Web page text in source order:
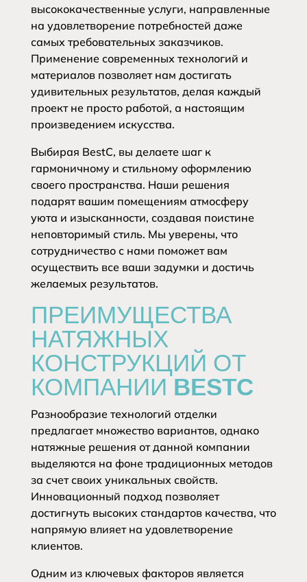
высококачественные услуги, направленные
на удовлетворение потребностей даже
самых требовательных заказчиков.
Применение современных технологий и
материалов позволяет нам достигать
удивительных результатов, делая каждый
проект не просто работой, а настоящим
произведением искусства.
Выбирая BestC, вы делаете шаг к
гармоничному и стильному оформлению
своего пространства. Наши решения
подарят вашим помещениям атмосферу
уюта и изысканности, создавая поистине
неповторимый стиль. Мы уверены, что
сотрудничество с нами поможет вам
осуществить все ваши задумки и достичь
желаемых результатов.
ПРЕИМУЩЕСТВА
НАТЯЖНЫХ
КОНСТРУКЦИЙ ОТ
КОМПАНИИ BESTC
Разнообразие технологий отделки
предлагает множество вариантов, однако
натяжные решения от данной компании
выделяются на фоне традиционных методов
за счет своих уникальных свойств.
Инновационный подход позволяет
достигнуть высоких стандартов качества, что
напрямую влияет на удовлетворение
клиентов.
Одним из ключевых факторов является